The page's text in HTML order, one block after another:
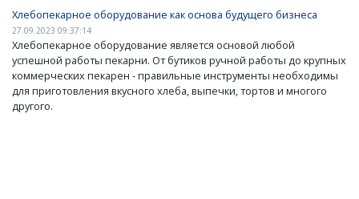
Хлебопекарное оборудование как основа будущего бизнеса
27.09.2023 09:37:14
Хлебопекарное оборудование является основой любой
успешной работы пекарни. От бутиков ручной работы до крупных
коммерческих пекарен - правильные инструменты необходимы
для приготовления вкусного хлеба, выпечки, тортов и многого
другого.